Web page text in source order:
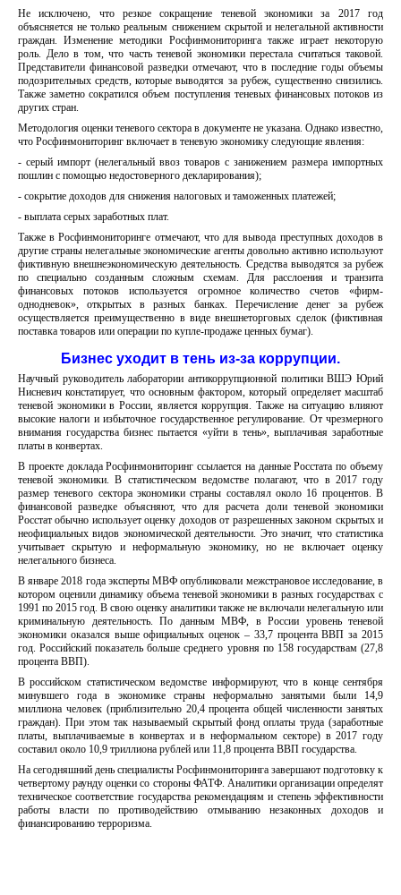
Не исключено, что резкое сокращение теневой экономики за 2017 год
объясняется не только реальным снижением скрытой и нелегальной активности
граждан. Изменение методики Росфинмониторинга также играет некоторую
роль. Дело в том, что часть теневой экономики перестала считаться таковой.
Представители финансовой разведки отмечают, что в последние годы объемы
подозрительных средств, которые выводятся за рубеж, существенно снизились.
Также заметно сократился объем поступления теневых финансовых потоков из
других стран.
Методология оценки теневого сектора в документе не указана. Однако известно,
что Росфинмониторинг включает в теневую экономику следующие явления:
- серый импорт (нелегальный ввоз товаров с занижением размера импортных
пошлин с помощью недостоверного декларирования);
- сокрытие доходов для снижения налоговых и таможенных платежей;
- выплата серых заработных плат.
Также в Росфинмониторинге отмечают, что для вывода преступных доходов в
другие страны нелегальные экономические агенты довольно активно используют
фиктивную внешнеэкономическую деятельность. Средства выводятся за рубеж
по специально созданным сложным схемам. Для расслоения и транзита
финансовых потоков используется огромное количество счетов «фирм-
однодневок», открытых в разных банках. Перечисление денег за рубеж
осуществляется преимущественно в виде внешнеторговых сделок (фиктивная
поставка товаров или операции по купле-продаже ценных бумаг).
Бизнес уходит в тень из-за коррупции.
Научный руководитель лаборатории антикоррупционной политики ВШЭ Юрий
Нисневич констатирует, что основным фактором, который определяет масштаб
теневой экономики в России, является коррупция. Также на ситуацию влияют
высокие налоги и избыточное государственное регулирование. От чрезмерного
внимания государства бизнес пытается «уйти в тень», выплачивая заработные
платы в конвертах.
В проекте доклада Росфинмониторинг ссылается на данные Росстата по объему
теневой экономики. В статистическом ведомстве полагают, что в 2017 году
размер теневого сектора экономики страны составлял около 16 процентов. В
финансовой разведке объясняют, что для расчета доли теневой экономики
Росстат обычно использует оценку доходов от разрешенных законом скрытых и
неофициальных видов экономической деятельности. Это значит, что статистика
учитывает скрытую и неформальную экономику, но не включает оценку
нелегального бизнеса.
В январе 2018 года эксперты МВФ опубликовали межстрановое исследование, в
котором оценили динамику объема теневой экономики в разных государствах с
1991 по 2015 год. В свою оценку аналитики также не включали нелегальную или
криминальную деятельность. По данным МВФ, в России уровень теневой
экономики оказался выше официальных оценок – 33,7 процента ВВП за 2015
год. Российский показатель больше среднего уровня по 158 государствам (27,8
процента ВВП).
В российском статистическом ведомстве информируют, что в конце сентября
минувшего года в экономике страны неформально занятыми были 14,9
миллиона человек (приблизительно 20,4 процента общей численности занятых
граждан). При этом так называемый скрытый фонд оплаты труда (заработные
платы, выплачиваемые в конвертах и в неформальном секторе) в 2017 году
составил около 10,9 триллиона рублей или 11,8 процента ВВП государства.
На сегодняшний день специалисты Росфинмониторинга завершают подготовку к
четвертому раунду оценки со стороны ФАТФ. Аналитики организации определят
техническое соответствие государства рекомендациям и степень эффективности
работы власти по противодействию отмыванию незаконных доходов и
финансированию терроризма.